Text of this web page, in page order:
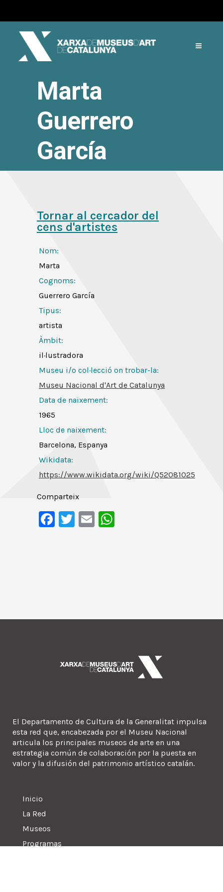
Marta
Guerrero
García
Tornar al cercador del
cens d'artistes
Nom:
Marta
Cognoms:
Guerrero García
Tipus:
artista
Àmbit:
il·lustradora
Museu i/o col·lecció on trobar-la:
Museu Nacional d'Art de Catalunya
Data de naixement:
1965
Lloc de naixement:
Barcelona, Espanya
Wikidata:
https://www.wikidata.org/wiki/Q52081025
Comparteix
Facebook
Twitter
Email
El Departamento de Cultura de la Generalitat impulsa
esta red que, encabezada por el Museu Nacional
articula los principales museos de arte en una
estrategia común de colaboración por la puesta en
valor y la difusión del patrimonio artístico catalán.
Inicio
La Red
Museos
Programas